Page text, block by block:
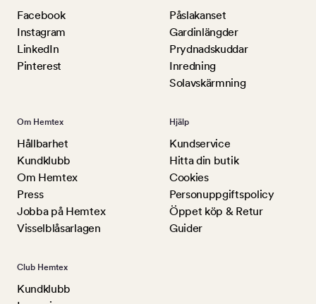
Facebook
Instagram
LinkedIn
Pinterest
Påslakanset
Gardinlängder
Prydnadskuddar
Inredning
Solavskärmning
Om Hemtex
Hållbarhet
Kundklubb
Om Hemtex
Press
Jobba på Hemtex
Visselblåsarlagen
Hjälp
Kundservice
Hitta din butik
Cookies
Personuppgiftspolicy
Öppet köp & Retur
Guider
Club Hemtex
Kundklubb